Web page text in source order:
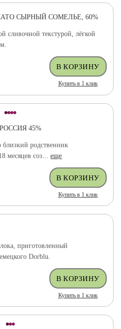
СЫРНЫЙ СОМЕЛЬЕ, 60%
сливочной текстурой, лёгкой
Купить в 1 клик
45%
близкий родственник
месяцев соз...еще
Купить в 1 клик
приготовленный
Dorblu.
Купить в 1 клик